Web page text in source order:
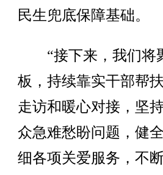
民生兜底保障基础。
“接下来，我们将
板，持续靠实干部帮
走访和暖心对接，坚
众急难愁盼问题，健
细各项关爱服务，不